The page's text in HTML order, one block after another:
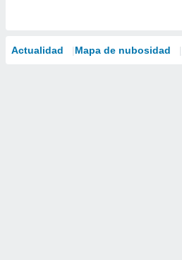
Actualidad Mapa de nubosidad